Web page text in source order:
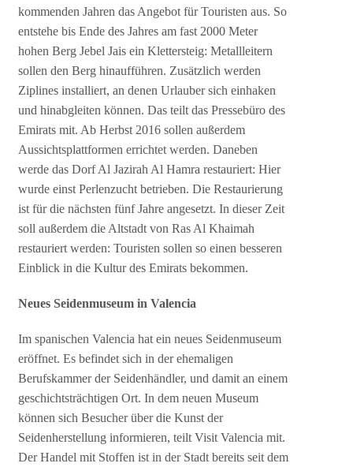
kommenden Jahren das Angebot für Touristen aus. So
entstehe bis Ende des Jahres am fast 2000 Meter
hohen Berg Jebel Jais ein Klettersteig: Metallleitern
sollen den Berg hinaufführen. Zusätzlich werden
Ziplines installiert, an denen Urlauber sich einhaken
und hinabgleiten können. Das teilt das Pressebüro des
Emirats mit. Ab Herbst 2016 sollen außerdem
Aussichtsplattformen errichtet werden. Daneben
werde das Dorf Al Jazirah Al Hamra restauriert: Hier
wurde einst Perlenzucht betrieben. Die Restaurierung
ist für die nächsten fünf Jahre angesetzt. In dieser Zeit
soll außerdem die Altstadt von Ras Al Khaimah
restauriert werden: Touristen sollen so einen besseren
Einblick in die Kultur des Emirats bekommen.
Neues Seidenmuseum in Valencia
Im spanischen Valencia hat ein neues Seidenmuseum
eröffnet. Es befindet sich in der ehemaligen
Berufskammer der Seidenhändler, und damit an einem
geschichtsträchtigen Ort. In dem neuen Museum
können sich Besucher über die Kunst der
Seidenherstellung informieren, teilt Visit Valencia mit.
Der Handel mit Stoffen ist in der Stadt bereits seit dem